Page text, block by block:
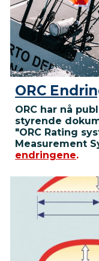
ORC
ORC har nå
styrende
"ORC Rating
Measurement
endringene.